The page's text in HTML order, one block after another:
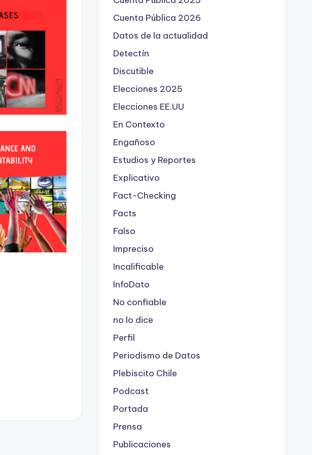
Cuenta Pública 2026
Datos de la actualidad
Detectín
Discutible
Elecciones 2025
Elecciones EE.UU
En Contexto
Engañoso
Estudios y Reportes
Explicativo
Fact-Checking
Facts
Falso
Impreciso
Incalificable
InfoDato
No confiable
no lo dice
Perfil
Periodismo de Datos
Plebiscito Chile
Podcast
Portada
Prensa
Publicaciones